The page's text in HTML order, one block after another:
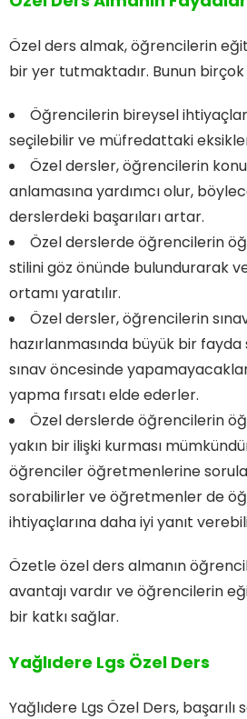
Özel ders almak, öğrencilerin
bir yer tutmaktadır. Bunun birçok
Öğrencilerin bireysel
seçilebilir ve müfredattaki
Özel dersler, öğrencilerin
anlamasına yardımcı olur,
derslerdeki başarıları artar.
Özel derslerde öğrencilerin
stilini göz önünde bulundurarak
ortamı yaratılır.
Özel dersler, öğrencilerin
hazırlanmasında büyük bir
sınav öncesinde
yapma fırsatı elde ederler.
Özel derslerde öğrencilerin
yakın bir ilişki kurması
öğrenciler öğretmenlerine
sorabilirler ve öğretmenler de
ihtiyaçlarına daha iyi yanıt
Özetle özel ders almanın
avantajı vardır ve öğrencilerin
bir katkı sağlar.
Yağlıdere Lgs Özel Ders
Yağlıdere Lgs Özel Ders,